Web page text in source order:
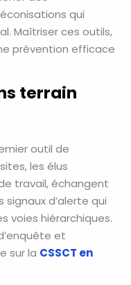
qui
Maîtriser ces outils,
prévention efficace
terrain
outil de
les élus
travail, échangent
d’alerte qui
voies hiérarchiques.
et
sur la CSSCT en